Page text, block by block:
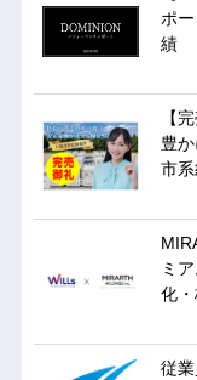
ポ
績
【
豊
市
ミ
化
従